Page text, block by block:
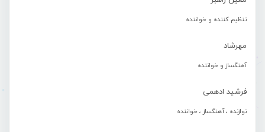
تنظیم کننده و خواننده
مهرشاد
آهنگساز و خواننده
فرشید ادهمی
نوازنده ، آهنگساز ، خواننده